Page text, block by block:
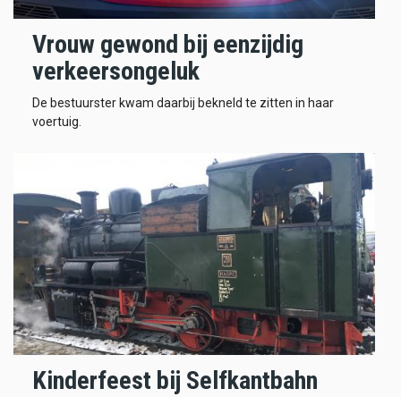
Vrouw gewond bij eenzijdig
verkeersongeluk
De bestuurster kwam daarbij bekneld te zitten in haar
voertuig.
Kinderfeest bij Selfkantbahn